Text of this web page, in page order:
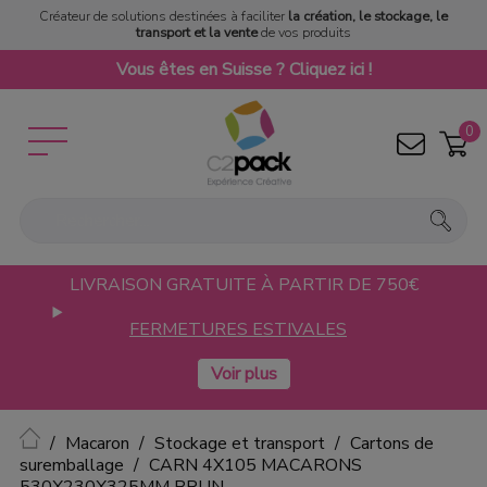
Créateur de solutions destinées à faciliter la création, le stockage, le
transport et la ventede vos produits
Vous êtes en Suisse ? Cliquez ici !
0
LIVRAISON GRATUITE À PARTIR DE 750€
FERMETURES ESTIVALES
Accueil
Macaron Stockage et transport
Cartons de
suremballage
CARN 4X105 MACARONS